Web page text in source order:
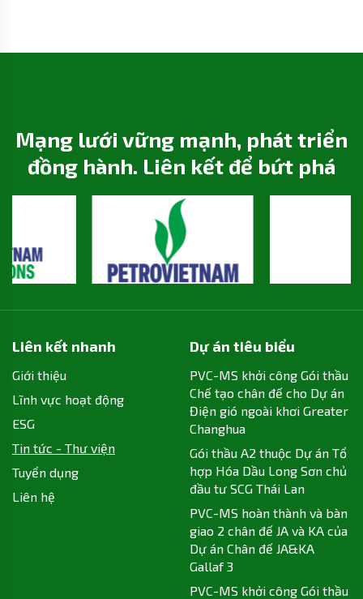
Mạng lưới vững mạnh, phát triển
đồng hành. Liên kết để bứt phá
Liên kết nhanh
Giới thiệu
Lĩnh vực hoạt động
ESG
Tin tức - Thư viện
Tuyển dụng
Liên hệ
Dự án tiêu biểu
PVC-MS khởi công Gói thầu
Chế tạo chân đế cho Dự án
Điện gió ngoài khơi Greater
Changhua
Gói thầu A2 thuộc Dự án Tổ
hợp Hóa Dầu Long Sơn chủ
đầu tư SCG Thái Lan
PVC-MS hoàn thành và bàn
giao 2 chân đế JA và KA của
Dự án Chân đế JA&KA
Gallaf 3
PVC-MS khởi công Gói thầu